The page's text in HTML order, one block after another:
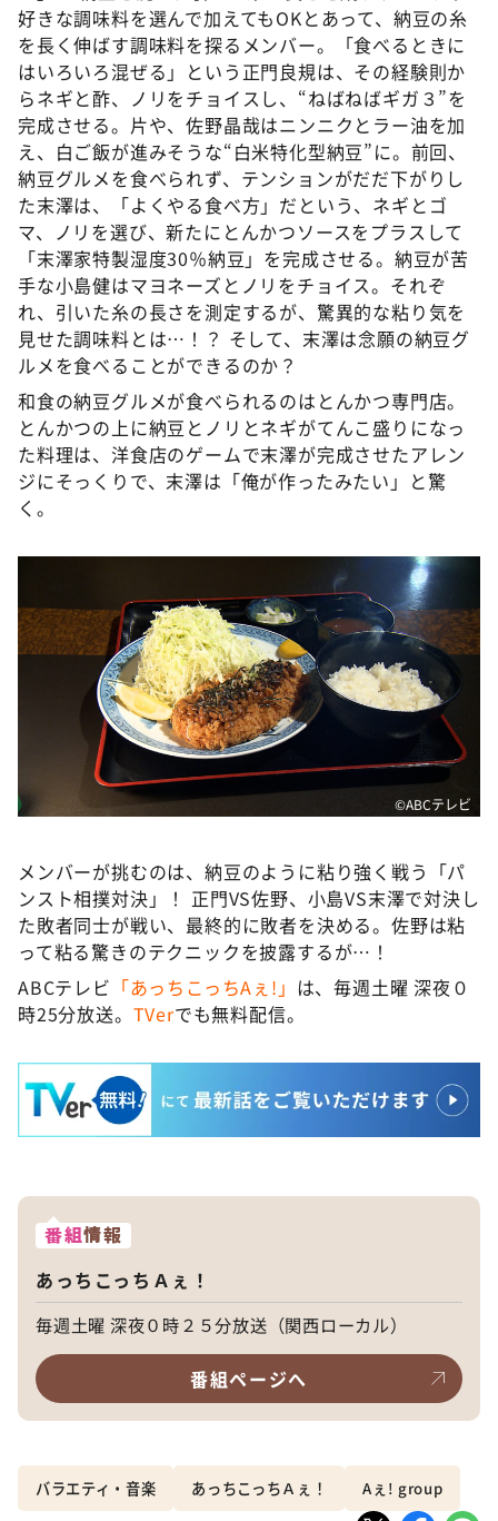
好きな調味料を選んで加えてもOKとあって、納豆の糸
を長く伸ばす調味料を探るメンバー。「食べるときに
はいろいろ混ぜる」という正門良規は、その経験則か
らネギと酢、ノリをチョイスし、“ねばねばギガ３”を
完成させる。片や、佐野晶哉はニンニクとラー油を加
え、白ご飯が進みそうな“白米特化型納豆”に。前回、
納豆グルメを食べられず、テンションがだだ下がりし
た末澤は、「よくやる食べ方」だという、ネギとゴ
マ、ノリを選び、新たにとんかつソースをプラスして
「末澤家特製湿度30％納豆」を完成させる。納豆が苦
手な小島健はマヨネーズとノリをチョイス。それぞ
れ、引いた糸の長さを測定するが、驚異的な粘り気を
見せた調味料とは…！？ そして、末澤は念願の納豆グ
ルメを食べることができるのか？
和食の納豆グルメが食べられるのはとんかつ専門店。
とんかつの上に納豆とノリとネギがてんこ盛りになっ
た料理は、洋食店のゲームで末澤が完成させたアレン
ジにそっくりで、末澤は「俺が作ったみたい」と驚
く。
©ABCテレビ
メンバーが挑むのは、納豆のように粘り強く戦う「パ
ンスト相撲対決」！ 正門VS佐野、小島VS末澤で対決し
た敗者同士が戦い、最終的に敗者を決める。佐野は粘
って粘る驚きのテクニックを披露するが…！
ABCテレビ 「あっちこっちAぇ!」 は、毎週土曜 深夜０
時25分放送。 TVerでも無料配信。
番組情報
あっちこっちＡぇ！
毎週土曜 深夜０時２５分放送（関西ローカル）
番組ページへ
バラエティ・音楽 あっちこっちＡぇ！ Aぇ! group